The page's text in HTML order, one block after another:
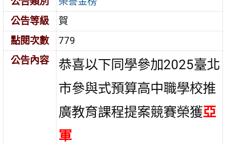
公告等級
賀
點閱次數
779
公告內容
恭喜以下同學參加2025臺北
市參與式預算高中職學校推
廣教育課程提案競賽榮獲亞
軍